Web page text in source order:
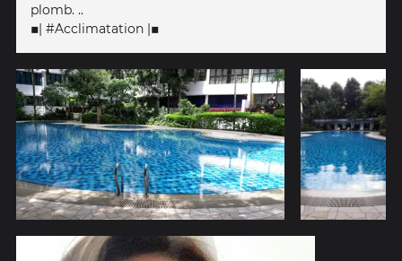
plomb. ..
▪| #Acclimatation |▪